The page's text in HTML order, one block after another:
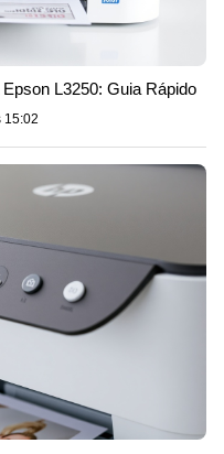
L3250: Guia Rápido
15:02